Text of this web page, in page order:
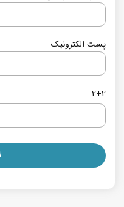
پست الکترونیک
2+2